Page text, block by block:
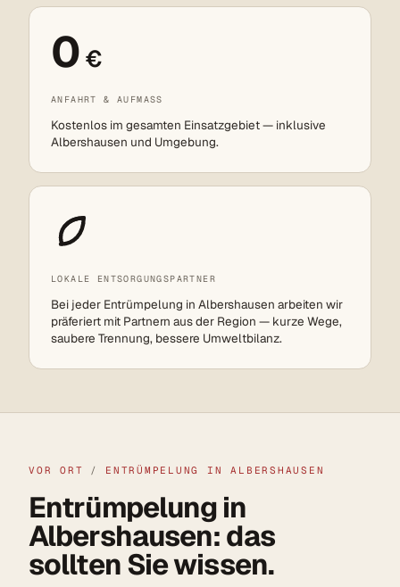
0 €
ANFAHRT & AUFMASS
Kostenlos im gesamten Einsatzgebiet — inklusive
Albershausen und Umgebung.
LOKALE ENTSORGUNGSPARTNER
Bei jeder Entrümpelung in Albershausen arbeiten wir
präferiert mit Partnern aus der Region — kurze Wege,
saubere Trennung, bessere Umweltbilanz.
VOR ORT / ENTRÜMPELUNG IN ALBERSHAUSEN
Entrümpelung in
Albershausen: das
sollten Sie wissen.